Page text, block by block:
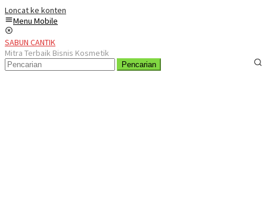
Loncat ke konten
Menu Mobile
SABUN CANTIK
Mitra Terbaik Bisnis Kosmetik
Pencarian